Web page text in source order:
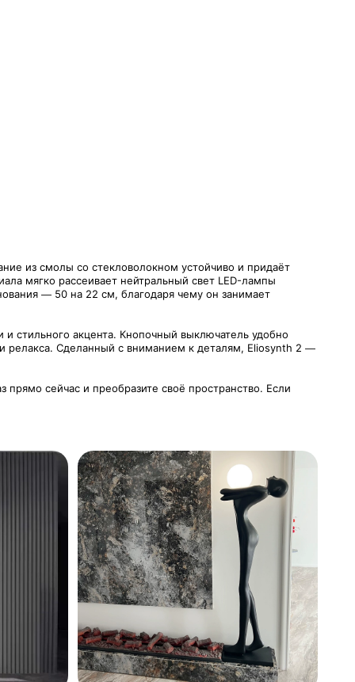
из смолы со стекловолокном устойчиво и придаёт
мягко рассеивает нейтральный свет LED-лампы
— 50 на 22 см, благодаря чему он занимает
стильного акцента. Кнопочный выключатель удобно
релакса. Сделанный с вниманием к деталям, Eliosynth 2 —
сейчас и преобразите своё пространство. Если